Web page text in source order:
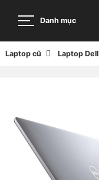
Danh mục
Laptop cũ Laptop Dell